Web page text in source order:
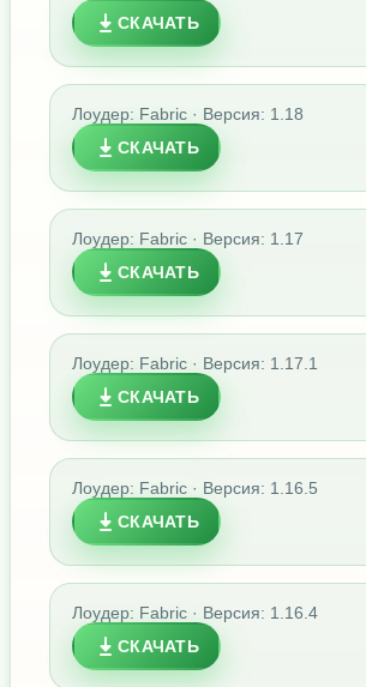
СКАЧАТЬ
Лоудер: Fabric · Версия: 1.18
СКАЧАТЬ
Лоудер: Fabric · Версия: 1.17
СКАЧАТЬ
Лоудер: Fabric · Версия: 1.17.1
СКАЧАТЬ
Лоудер: Fabric · Версия: 1.16.5
СКАЧАТЬ
Лоудер: Fabric · Версия: 1.16.4
СКАЧАТЬ